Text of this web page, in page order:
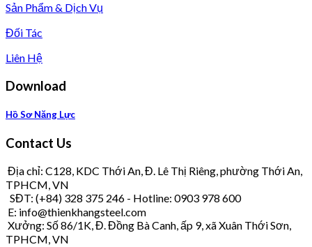
Sản Phẩm & Dịch Vụ
Đối Tác
Liên Hệ
Download
Hồ Sơ Năng Lực
Contact Us
Địa chỉ: C128, KDC Thới An, Đ. Lê Thị Riêng, phường Thới An,
TPHCM, VN
SĐT: (+84) 328 375 246 - Hotline: 0903 978 600
E: info@thienkhangsteel.com
Xưởng: Số 86/1K, Đ. Đồng Bà Canh, ấp 9, xã Xuân Thới Sơn,
TPHCM, VN